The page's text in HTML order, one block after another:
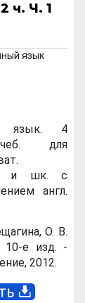
ч. Ч. 1
язык
язык. 4
для
и шк. с
англ.
О. В.
10-е изд. -
2012.